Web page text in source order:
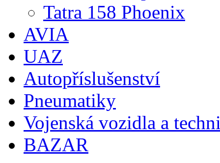
Tatra 158 Phoenix
AVIA
UAZ
Autopříslušenství
Pneumatiky
Vojenská vozidla a
BAZAR